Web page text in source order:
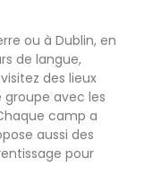
ou à Dublin, en
de langue,
des lieux
avec les
camp a
aussi des
pour